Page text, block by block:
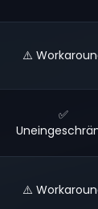
⚠️
✅
⚠️